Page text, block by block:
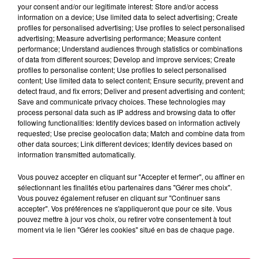
podcasts/2024/02/astro150224.mp3
your consent and/or our legitimate interest: Store and/or access
information on a device; Use limited data to select advertising; Create
profiles for personalised advertising; Use profiles to select personalised
advertising; Measure advertising performance; Measure content
performance; Understand audiences through statistics or combinations
of data from different sources; Develop and improve services; Create
profiles to personalise content; Use profiles to select personalised
content; Use limited data to select content; Ensure security, prevent and
detect fraud, and fix errors; Deliver and present advertising and content;
Save and communicate privacy choices. These technologies may
process personal data such as IP address and browsing data to offer
following functionalities: Identify devices based on information actively
requested; Use precise geolocation data; Match and combine data from
other data sources; Link different devices; Identify devices based on
information transmitted automatically.
Vous pouvez accepter en cliquant sur "Accepter et fermer", ou affiner en
sélectionnant les finalités et/ou partenaires dans "Gérer mes choix".
Vous pouvez également refuser en cliquant sur "Continuer sans
accepter". Vos préférences ne s'appliqueront que pour ce site. Vous
pouvez mettre à jour vos choix, ou retirer votre consentement à tout
moment via le lien "Gérer les cookies" situé en bas de chaque page.